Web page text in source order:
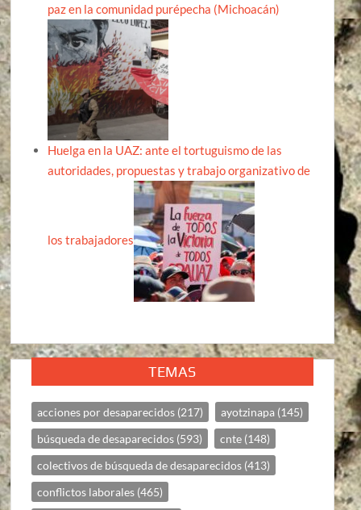
paz en la comunidad purépecha (Michoacán)
Huelga en la UAZ: ante el tortuguismo de las
autoridades, propuestas y trabajo organizativo de
los trabajadores
TEMAS
acciones por desaparecidos (217) ayotzinapa (145)
búsqueda de desaparecidos (593) cnte (148)
colectivos de búsqueda de desaparecidos (413)
conflictos laborales (465)